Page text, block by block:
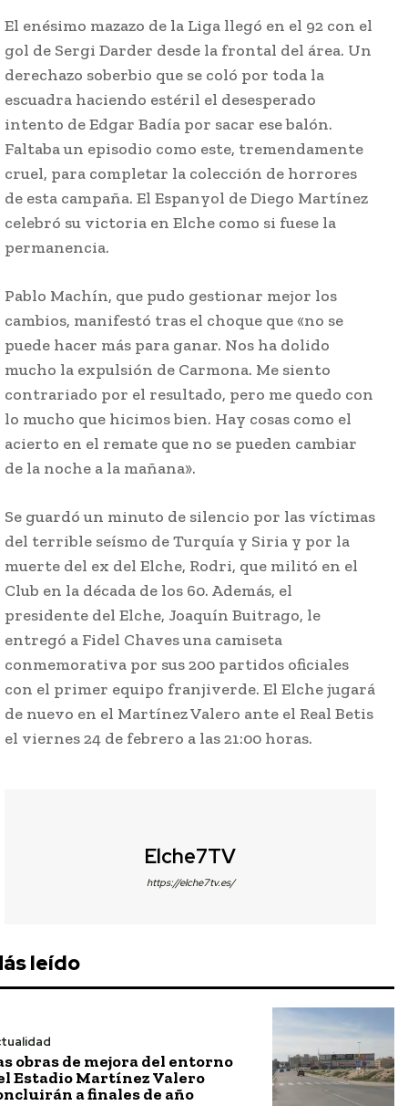
El enésimo mazazo de la Liga llegó en el 92 con el
gol de Sergi Darder desde la frontal del área. Un
derechazo soberbio que se coló por toda la
escuadra haciendo estéril el desesperado
intento de Edgar Badía por sacar ese balón.
Faltaba un episodio como este, tremendamente
cruel, para completar la colección de horrores
de esta campaña. El Espanyol de Diego Martínez
celebró su victoria en Elche como si fuese la
permanencia.
Pablo Machín, que pudo gestionar mejor los
cambios, manifestó tras el choque que «no se
puede hacer más para ganar. Nos ha dolido
mucho la expulsión de Carmona. Me siento
contrariado por el resultado, pero me quedo con
lo mucho que hicimos bien. Hay cosas como el
acierto en el remate que no se pueden cambiar
de la noche a la mañana».
Se guardó un minuto de silencio por las víctimas
del terrible seísmo de Turquía y Siria y por la
muerte del ex del Elche, Rodri, que militó en el
Club en la década de los 60. Además, el
presidente del Elche, Joaquín Buitrago, le
entregó a Fidel Chaves una camiseta
conmemorativa por sus 200 partidos oficiales
con el primer equipo franjiverde. El Elche jugará
de nuevo en el Martínez Valero ante el Real Betis
el viernes 24 de febrero a las 21:00 horas.
Elche7TV
https://elche7tv.es/
leído
obras de mejora del entorno
Estadio Martínez Valero
a finales de año